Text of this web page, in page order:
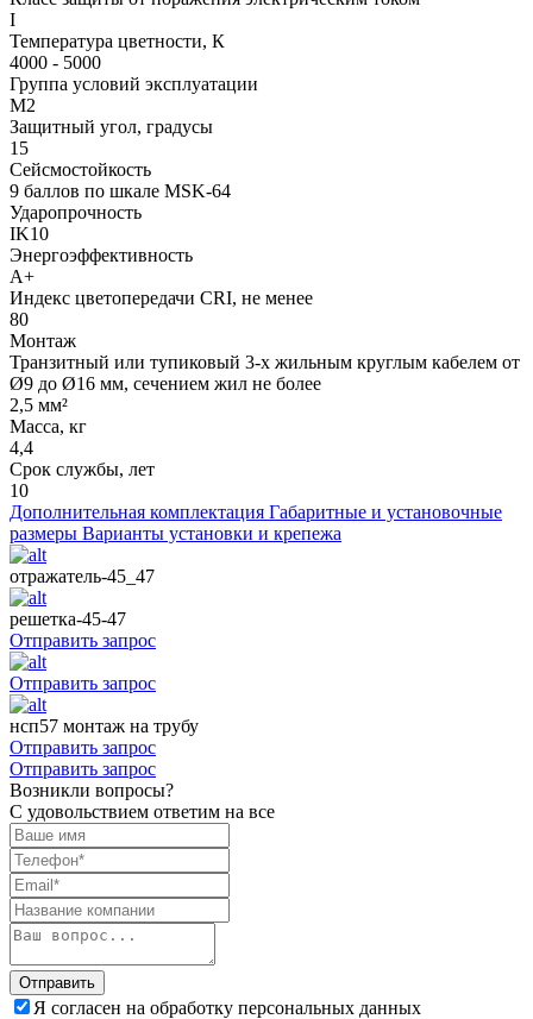
I
Температура цветности, К
4000 - 5000
Группа условий эксплуатации
М2
Защитный угол, градусы
15
Сейсмостойкость
9 баллов по шкале МSK-64
Ударопрочность
IK10
Энергоэффективность
А+
Индекс цветопередачи CRI, не менее
80
Монтаж
Транзитный или тупиковый 3-х жильным круглым кабелем от
Ø9 до Ø16 мм, сечением жил не более
2,5 мм²
Масса, кг
4,4
Срок службы, лет
10
Дополнительная комплектация Габаритные и установочные
размеры Варианты установки и крепежа
отражатель-45_47
решетка-45-47
Отправить запрос
Отправить запрос
нсп57 монтаж на трубу
Отправить запрос
Отправить запрос
Возникли вопросы?
С удовольствием ответим на все
Отправить
Я согласен на обработку персональных данных